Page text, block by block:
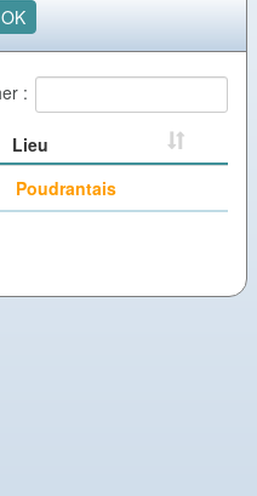
OK
:
Lieu
Poudrantais